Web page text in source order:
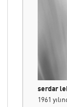
serdar
1961